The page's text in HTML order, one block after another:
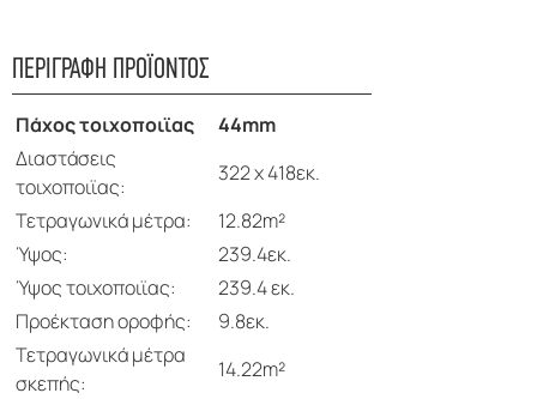
ΠΕΡΙΓΡΑΦΗ ΠΡΟΪΟΝΤΟΣ
Πάχος τοιχοποιϊας
44mm
Διαστάσεις
τοιχοποιϊας:
322 x 418εκ.
Τετραγωνικά μέτρα:
12.82m²
Ύψος:
239.4εκ.
Ύψος τοιχοποιϊας:
239.4 εκ.
Προέκταση οροφής:
9.8εκ.
Τετραγωνικά μέτρα
σκεπής:
14.22m²